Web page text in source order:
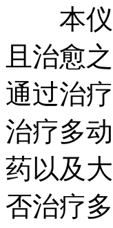
本仪
且治愈
通过治
治疗多
药以及
否治疗